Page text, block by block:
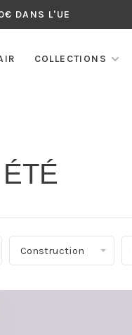
DANS L'UE
COLLECTIONS
Construction